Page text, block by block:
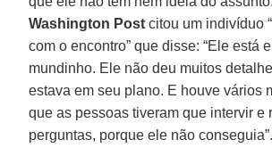
Washington Post citou um indivíduo
com o encontro” que disse: “Ele está
mundinho. Ele não deu muitos
estava em seu plano. E houve vários
que as pessoas tiveram que intervir e
perguntas, porque ele não